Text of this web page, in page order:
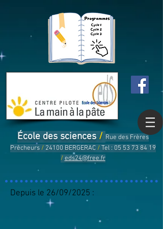
École des sciences / Rue des Frères
Prêcheurs /24100 BERGERAC /Tel : 05 53 73 84 19
/ eds24@free.fr
Depuis le 26/09/2025 :